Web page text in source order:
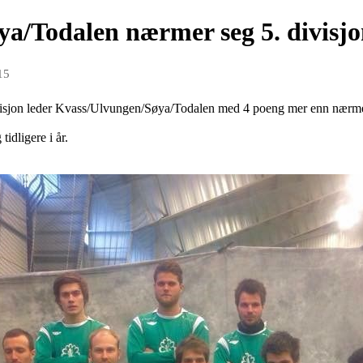
Todalen nærmer seg 5.
leder Kvass/Ulvungen/Søya/Todalen med 4 poeng mer enn
tidligere i år.